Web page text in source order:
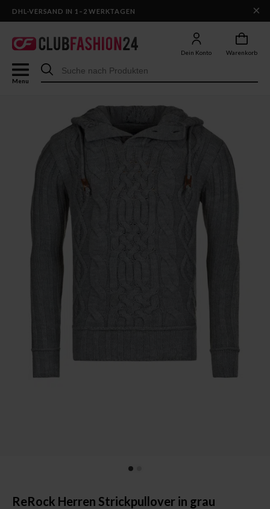
Dein Konto Warenkorb
Menu
DHL-VERSAND IN 1–2 WERKTAGEN ×
ReRock Herren Strickpullover in grau